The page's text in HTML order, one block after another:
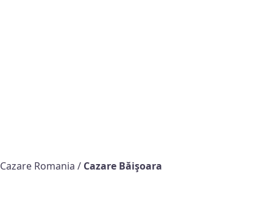
Cazare Romania / Cazare Băişoara